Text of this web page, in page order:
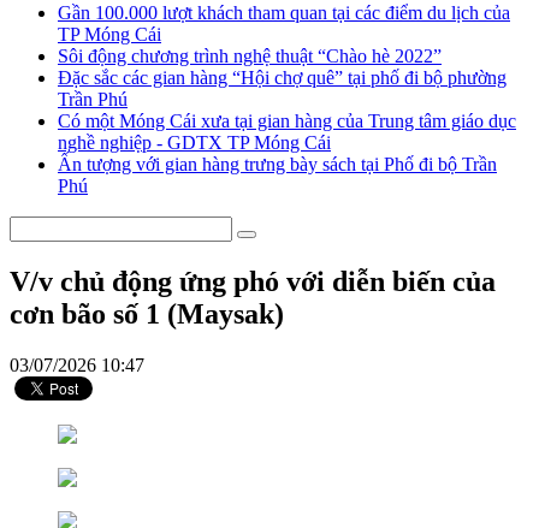
Gần 100.000 lượt khách tham quan tại các điểm du lịch của
TP Móng Cái
Sôi động chương trình nghệ thuật “Chào hè 2022”
Đặc sắc các gian hàng “Hội chợ quê” tại phố đi bộ phường
Trần Phú
Có một Móng Cái xưa tại gian hàng của Trung tâm giáo dục
nghề nghiệp - GDTX TP Móng Cái
Ấn tượng với gian hàng trưng bày sách tại Phố đi bộ Trần
Phú
V/v chủ động ứng phó với diễn biến của
cơn bão số 1 (Maysak)
03/07/2026 10:47